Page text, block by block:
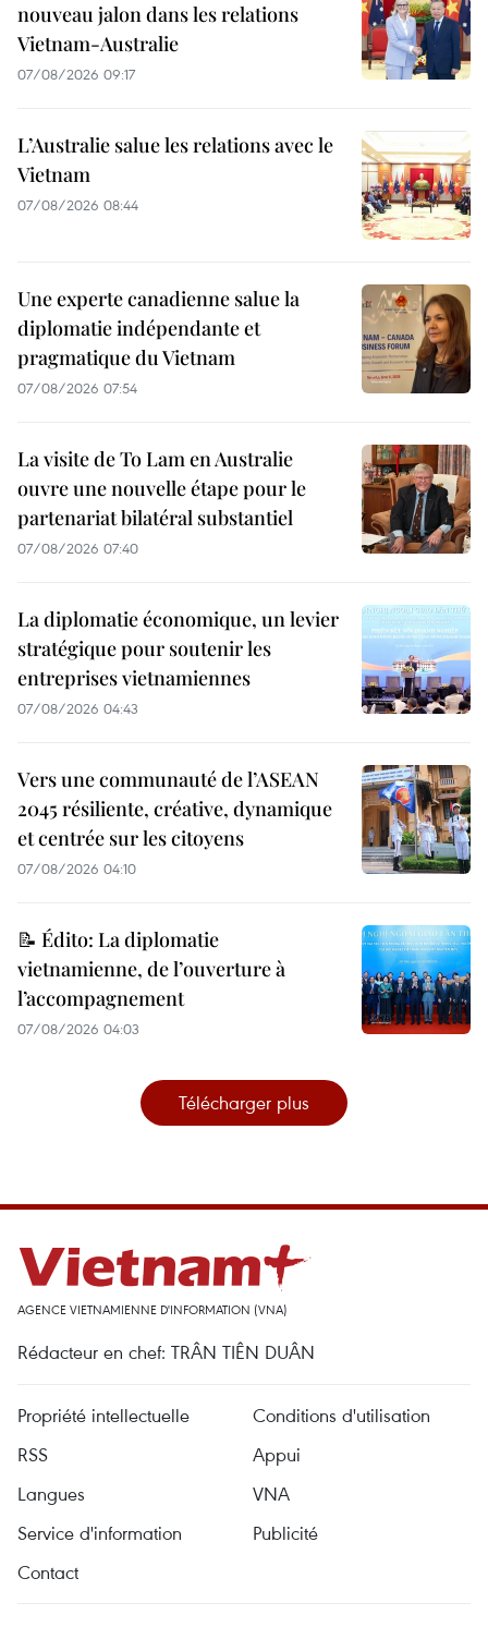
nouveau jalon dans les relations
Vietnam-Australie
07/08/2026 09:17
L’Australie salue les relations avec le
Vietnam
07/08/2026 08:44
Une experte canadienne salue la
diplomatie indépendante et
pragmatique du Vietnam
07/08/2026 07:54
La visite de To Lam en Australie
ouvre une nouvelle étape pour le
partenariat bilatéral substantiel
07/08/2026 07:40
La diplomatie économique, un levier
stratégique pour soutenir les
entreprises vietnamiennes
07/08/2026 04:43
Vers une communauté de l’ASEAN
2045 résiliente, créative, dynamique
et centrée sur les citoyens
07/08/2026 04:10
📝 Édito: La diplomatie
vietnamienne, de l’ouverture à
l’accompagnement
07/08/2026 04:03
Télécharger plus
AGENCE VIETNAMIENNE D'INFORMATION (VNA)
Rédacteur en chef: TRÂN TIÊN DUÂN
Propriété intellectuelle
Conditions d'utilisation
RSS
Appui
Langues
VNA
Service d'information
Publicité
Contact